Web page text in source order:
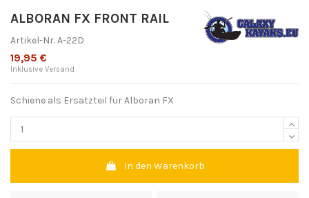
ALBORAN FX FRONT RAIL
Artikel-Nr.A-22D
19,95 €
Inklusive Versand
Schiene als Ersatzteil für Alboran FX
In den Warenkorb